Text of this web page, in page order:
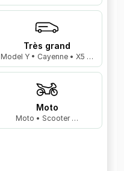
Très grand
Model Y • Cayenne • X5 …
Moto
Moto • Scooter …